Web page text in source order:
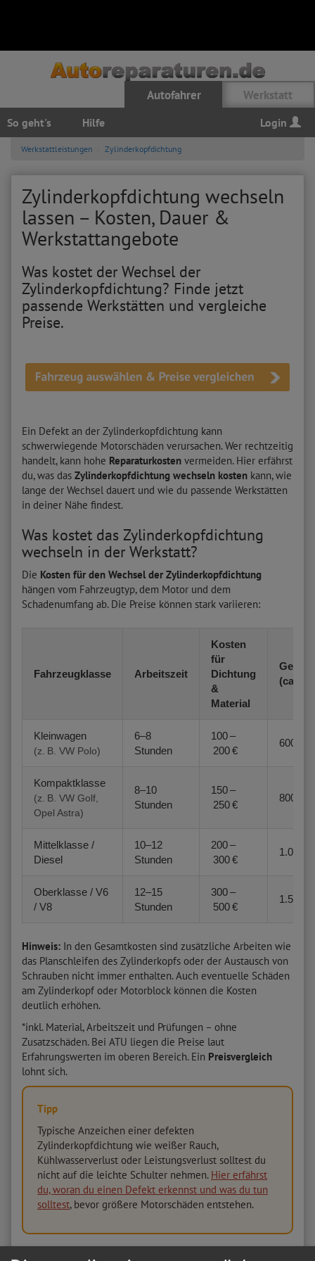
Autofahrer Werkstatt
So geht's Hilfe Login
Werkstattleistungen Zylinderkopfdichtung
Zylinderkopfdichtung wechseln
lassen – Kosten, Dauer &
Werkstattangebote
Was kostet der Wechsel der
Zylinderkopfdichtung? Finde jetzt
passende Werkstätten und vergleiche
Preise.
Ein Defekt an der Zylinderkopfdichtung kann
schwerwiegende Motorschäden verursachen. Wer rechtzeitig
handelt, kann hohe Reparaturkosten vermeiden. Hier erfährst
du, was das Zylinderkopfdichtung wechseln kosten kann, wie
lange der Wechsel dauert und wie du passende Werkstätten
in deiner Nähe findest.
Was kostet das Zylinderkopfdichtung
wechseln in der Werkstatt?
Die Kosten für den Wechsel der Zylinderkopfdichtung
hängen vom Fahrzeugtyp, dem Motor und dem
Schadenumfang ab. Die Preise können stark variieren:
Fahrzeugklasse Arbeitszeit
Kosten
für
Dichtung
&
Material
(ca.)
Kleinwagen
(z. B. VW Polo)
6–8
Stunden
100 –
200 €
600 –
Kompaktklasse
(z. B. VW Golf,
Opel Astra)
8–10
Stunden
150 –
250 €
800 –
Mittelklasse /
Diesel
10–12
Stunden
200 –
300 €
1.000 –
Oberklasse / V6
/ V8
12–15
Stunden
300 –
500 €
1.500 –
Hinweis: In den Gesamtkosten sind zusätzliche Arbeiten wie
das Planschleifen des Zylinderkopfs oder der Austausch von
Schrauben nicht immer enthalten. Auch eventuelle Schäden
am Zylinderkopf oder Motorblock können die Kosten
deutlich erhöhen.
*inkl. Material, Arbeitszeit und Prüfungen – ohne
Zusatzschäden. Bei ATU liegen die Preise laut
Erfahrungswerten im oberen Bereich. Ein Preisvergleich
lohnt sich.
Tipp
Typische Anzeichen einer defekten
Zylinderkopfdichtung wie weißer Rauch,
Kühlwasserverlust oder Leistungsverlust solltest du
nicht auf die leichte Schulter nehmen. Hier erfährst
du, woran du einen Defekt erkennst und was du tun
solltest, bevor größere Motorschäden entstehen.
Wie läuft der Wechsel der